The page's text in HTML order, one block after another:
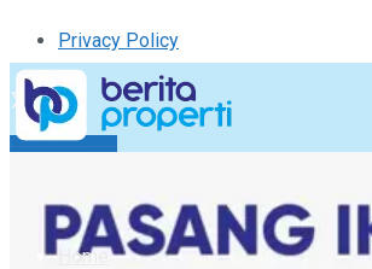
Privacy Policy
Kirim Tulisan
Logout
Home